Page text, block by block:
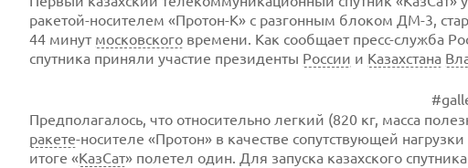
ракетой-носителем «Протон-К» с разгонным блоком ДМ-3,
44 минут московского времени. Как сообщает пресс-служба
спутника приняли участие президенты России и Казахстана
Предполагалось, что относительно легкий (820 кг, масса
ракете-носителе «Протон» в качестве сопутствующей
итоге «КазСат» полетел один. Для запуска казахского